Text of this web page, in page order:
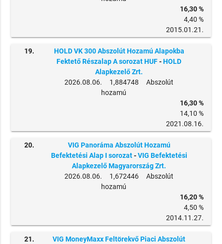
16,30 %
4,40 %
2015.01.21.
19.
HOLD VK 300 Abszolút Hozamú Alapokba
Fektető Részalap A sorozat HUF-HOLD
Alapkezelő Zrt.
2026.08.06. 1,884748 Abszolút
hozamú
16,30 %
14,10 %
2021.08.16.
20.
VIG Panoráma Abszolút Hozamú
Befektetési Alap I sorozat-VIG Befektetési
Alapkezelő Magyarország Zrt.
2026.08.06. 1,672446 Abszolút
hozamú
16,20 %
4,50 %
2014.11.27.
21.
VIG MoneyMaxx Feltörekvő Piaci Abszolút